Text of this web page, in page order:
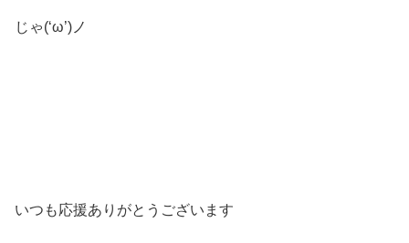
じゃ(‘ω’)ノ
いつも応援ありがとうございます